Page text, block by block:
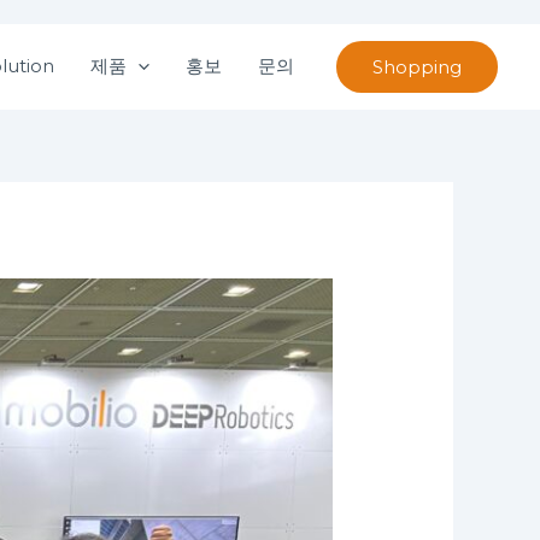
제품 홍보 문의 Shopping